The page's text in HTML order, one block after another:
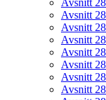
Avsnitt
Avsnitt
Avsnitt
Avsnitt
Avsnitt
Avsnitt
Avsnitt
Avsnitt